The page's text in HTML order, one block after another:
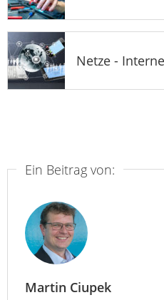
Netze -
Ein Beitrag von:
Martin Ciupek